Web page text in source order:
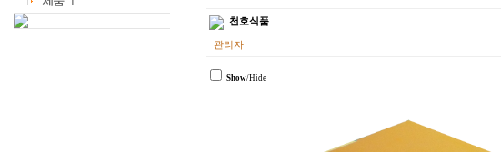
천호식품
관리자
Show/Hide